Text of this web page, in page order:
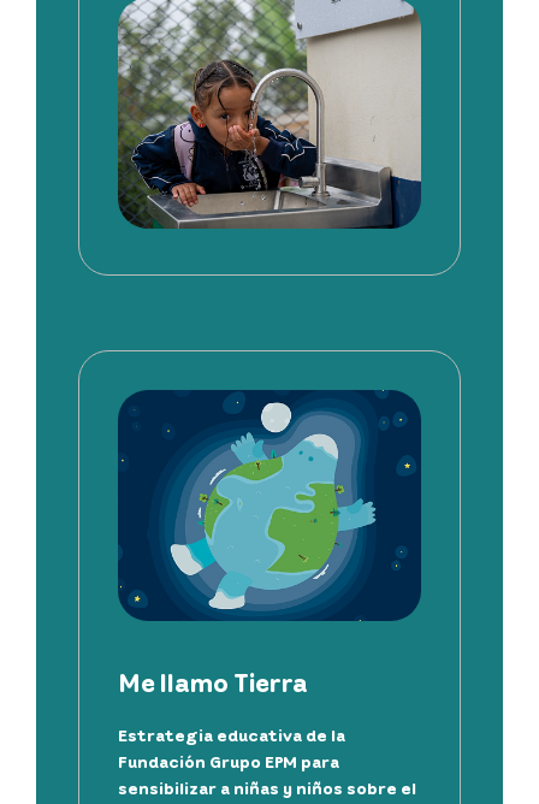
Me llamo Tierra
Estrategia educativa de la
Fundación Grupo EPM para
sensibilizar a niñas y niños sobre el